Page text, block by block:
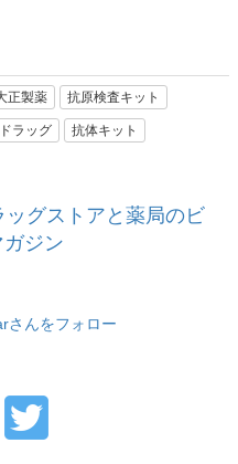
正製薬 抗原検査キット
ラッグ 抗体キット
ッグストアと薬局のビ
ジン
さんをフォロー